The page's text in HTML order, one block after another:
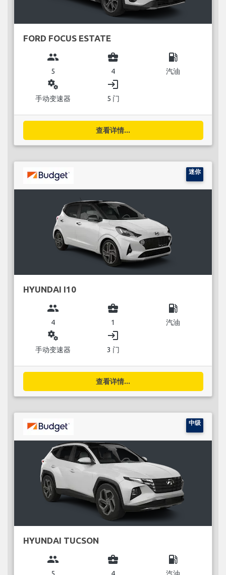
FORD FOCUS ESTATE
group
5
business_center
4
local_gas_station
汽油
miscellaneous_services
手动变速器
login
5 门
查看详情...
迷你
HYUNDAI I10
group
4
business_center
1
local_gas_station
汽油
miscellaneous_services
手动变速器
login
3 门
查看详情...
中级
HYUNDAI TUCSON
group
5
business_center
4
local_gas_station
汽油